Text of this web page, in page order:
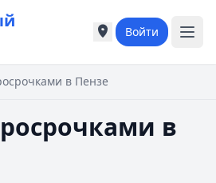
Города России
Москва
Казань
Города России
Москва
Казань
Войти
в Пензе
в